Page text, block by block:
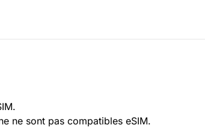
ne sont pas compatibles eSIM.